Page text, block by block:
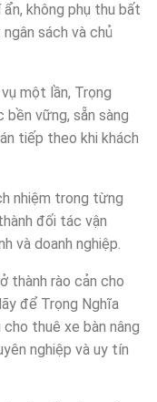
không phụ thu bất
sách và chủ
một lần, Trọng
bền vững, sẵn sàng
tiếp theo khi khách
nhiệm trong từng
đối tác vận
và doanh nghiệp.
thành rào cản cho
để Trọng Nghĩa
thuê xe bàn nâng
nghiệp và uy tín